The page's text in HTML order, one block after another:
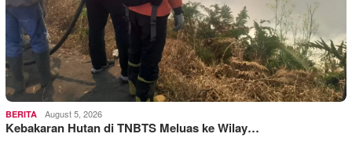
BERITA August 5, 2026
Kebakaran Hutan di TNBTS Meluas ke Wilay…